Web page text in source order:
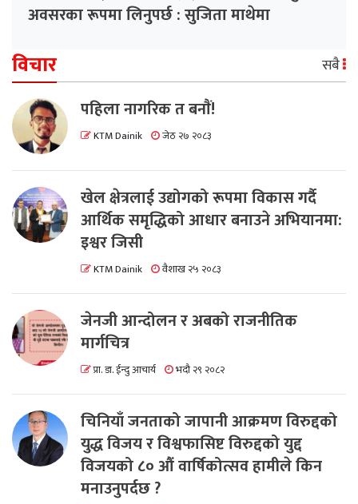
अवसरका रूपमा लिनुपर्छ : सुजिता माथेमा
विचार सबै
पहिला नागरिक त बनाैं!
KTM Dainik जेठ २७ २०८३
खेल क्षेत्रलाई उद्योगको रूपमा विकास गर्दै
आर्थिक समृद्धिको आधार बनाउने अभियानमा:
इश्वर जिसी
KTM Dainik वैशाख २५ २०८३
जेनजी आन्दोलन र अबको राजनीतिक
मार्गचित्र
प्रा. डा. ईन्दु आचार्य भदौ २९ २०८२
चिनियाँ जनताको जापानी आक्रमण विरुद्दको
युद्ध विजय र विश्वफासिष्ट विरुद्दको युद्द
विजयको ८० औं वार्षिकोत्सव हामीले किन
मनाउनुपर्दछ ?